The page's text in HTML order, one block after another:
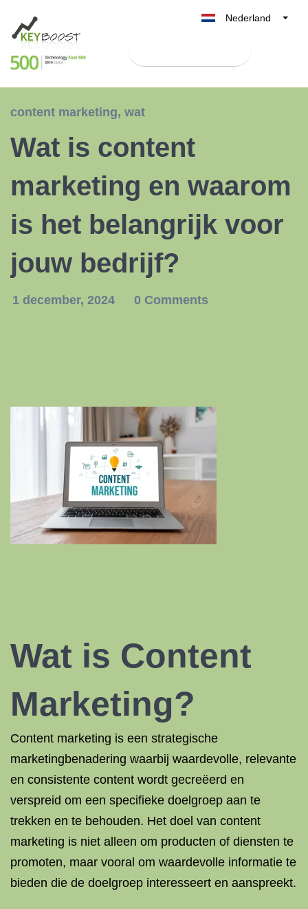
Nederland
België
content marketing, wat
Wat is content
marketing en waarom
is het belangrijk voor
jouw bedrijf?
1 december, 2024 0 Comments
Wat is Content
Marketing?
Content marketing is een strategische
marketingbenadering waarbij waardevolle, relevante
en consistente content wordt gecreëerd en
verspreid om een specifieke doelgroep aan te
trekken en te behouden. Het doel van content
marketing is niet alleen om producten of diensten te
promoten, maar vooral om waardevolle informatie te
bieden die de doelgroep interesseert en aanspreekt.